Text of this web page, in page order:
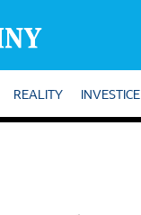
REALITY INVESTICE